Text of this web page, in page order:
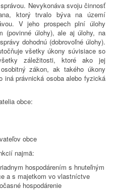
Nevykonáva svoju činnosť
ktorý trvalo býva na území
V jeho prospech plní úlohy
(povinné úlohy), ale aj úlohy, na
dohodnú (dobrovoľné úlohy).
všetky úkony súvisiace so
záležitosti, ktoré ako jej
zákon, ak takého úkony
iná právnická osoba alebo fyzická
obce:
obce
najmä:
hospodárením s hnuteľným
a s majetkom vo vlastníctve
hospodárenie